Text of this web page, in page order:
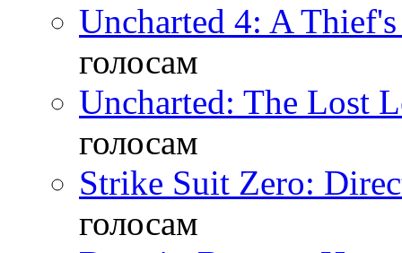
Uncharted 4: A
голосам
Uncharted: The Lost
голосам
Strike Suit Zero:
голосам